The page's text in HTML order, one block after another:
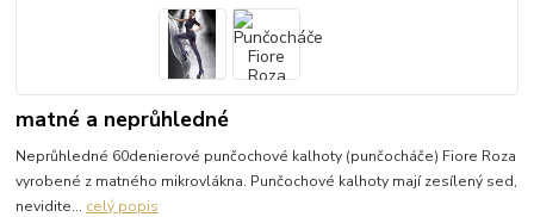
matné a neprůhledné
Neprůhledné 60denierové punčochové kalhoty (punčocháče) Fiore Roza
vyrobené z matného mikrovlákna. Punčochové kalhoty mají zesílený sed,
nevidite... celý popis